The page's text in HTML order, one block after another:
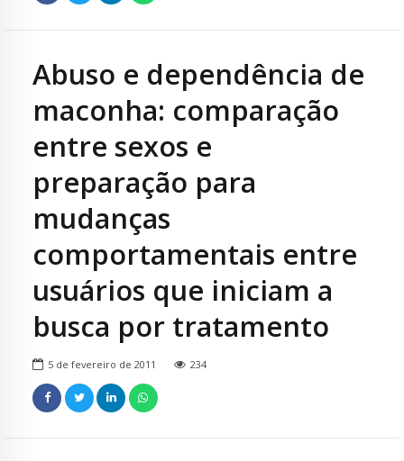
Abuso e dependência de
maconha: comparação
entre sexos e
preparação para
mudanças
comportamentais entre
usuários que iniciam a
busca por tratamento
5 de fevereiro de 2011 234